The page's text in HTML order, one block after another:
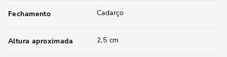
Fechamento Cadarço
Altura aproximada 2,5 cm